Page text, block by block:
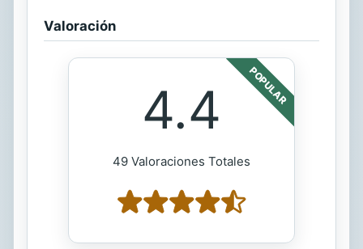
Valoración
POPULAR
4.4
49 Valoraciones Totales